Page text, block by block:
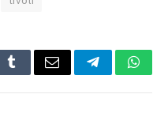
TumblrEmail Telegram